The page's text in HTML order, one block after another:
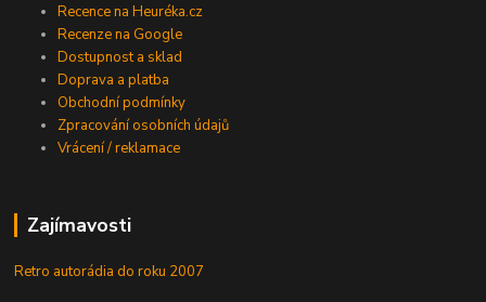
Recence na Heuréka.cz
Recenze na Google
Dostupnost a sklad
Doprava a platba
Obchodní podmínky
Zpracování osobních údajů
Vrácení / reklamace
Zajímavosti
Retro autorádia do roku 2007